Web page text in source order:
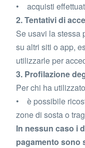
• acquisti
2. Tentativi di
Se usavi la stessa
su altri siti o app,
utilizzarle per
3. Profilazione
Per chi ha
• è possibile
zone di sosta o
In nessun caso i
pagamento sono